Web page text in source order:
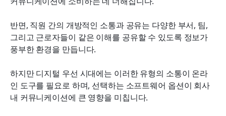
반면, 직원 간의 개방적인 소통과 공유는 다양한 부서, 팀,
그리고 근로자들이 같은 이해를 공유할 수 있도록 정보가
풍부한 환경을 만듭니다.
하지만 디지털 우선 시대에는 이러한 유형의 소통이 온라
인 도구를 필요로 하며, 선택하는 소프트웨어 옵션이 회사
내 커뮤니케이션에 큰 영향을 미칩니다.
어떤 것이 당신에게 맞나요?